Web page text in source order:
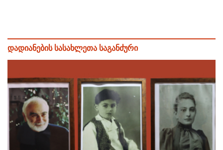
დადიანების სასახლეთა საგანძური